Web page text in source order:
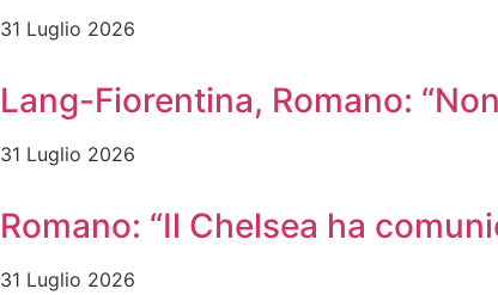
31 Luglio 2026
Lang-Fiorentina, Romano:
31 Luglio 2026
Romano: “Il Chelsea ha
31 Luglio 2026